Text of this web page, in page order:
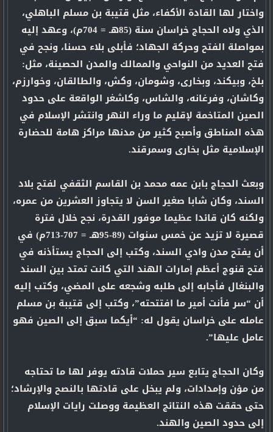
واختار لها القادة الأكفاء، مثل قتيبة بن مسلم الباهلي،
الذي ولاه الحجاج خراسان سنة (85هـ = 704م)، وعهد إليه
بمواصلة الفتح وحركة الجهاد؛ فأبلى بلاء حسنا، ونجح في
فتح العديد من النواحي والممالك والمدن الحصينة، مثل:
بلخ، وبيكند، وبخارى، وشومان، وكش، والطالقان، وخوارزم،
وكاشان، وفرغانه، والشاس، وكاشغر الواقعة على حدود
الصين المتاخمة لإقليم ما وراء النهر وانتشر الإسلام في
هذه المناطق وأصبح كثير من مدنها مراكز هامة للحضارة
الإسلامية مثل بخارى وسمرقند.
وبعث الحجاج بابن عمه محمد بن القاسم الثقفي لفتح بلاد
السند، وكان شابا صغير السن لا يتجاوز العشرين من عمره،
ولكنه كان قائدا عظيما موفور القدرة، نجح خلال فترة
قصيرة لا تزيد عن خمس سنوات (89-95هـ = 707-713م) في
أن يفتح مدن وادي السند، وكتب إلى الحجاج يستأذنه في
فتح قنوج أعظم إمارات الهند التي كانت تمتد بين السند
والبنغال فأجابه إلى طلبه وشجعه على المضي، وكتب إليه
أن “سر فأنت أمير ما افتتحته”، وكتب إلى قتيبة بن مسلم
عامله على خراسان يقول له: “أيكما سبق إلى الصين فهو
عامل عليها”.
وكان الحجاج يتابع سير حملات قادته يوفر لها ما تحتاجه
من مؤن وإمدادات، ولم يبخل على قادتها بالنصح والإرشاد؛
حتى حققت هذه النتائج العظيمة ووصلت رايات الإسلام
إلى حدود الصين والهند.